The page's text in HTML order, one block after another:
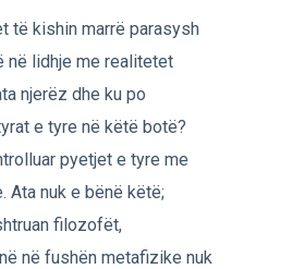
të kishin marrë parasysh
lidhje me realitetet
njerëz dhe ku po
e tyre në këtë botë?
pyetjet e tyre me
Ata nuk e bënë këtë;
filozofët,
në fushën metafizike nuk